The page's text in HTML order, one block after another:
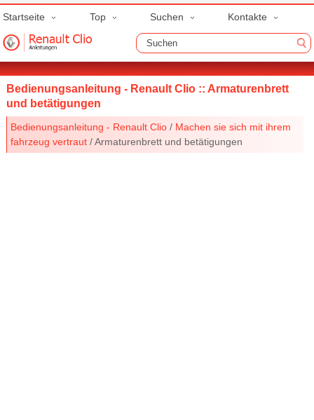
Startseite Top Suchen Kontakte
Bedienungsanleitung - Renault Clio :: Armaturenbrett
und betätigungen
Bedienungsanleitung - Renault Clio / Machen sie sich mit ihrem
fahrzeug vertraut / Armaturenbrett und betätigungen